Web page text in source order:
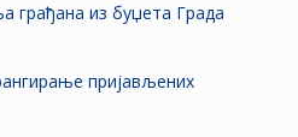
грађана из буџета Града
пријављених